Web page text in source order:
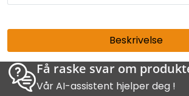
Beskrivelse
Få raske svar om
Vår AI-assistent hjelper deg !